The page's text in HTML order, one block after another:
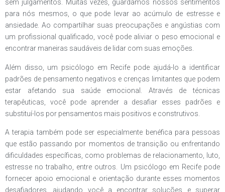
sem julgamentos. Muitas vezes, guardamos nossos sentimentos
para nós mesmos, o que pode levar ao acúmulo de estresse e
ansiedade. Ao compartilhar suas preocupações e angústias com
um profissional qualificado, você pode aliviar o peso emocional e
encontrar maneiras saudáveis de lidar com suas emoções.
Além disso, um psicólogo em Recife pode ajudá-lo a identificar
padrões de pensamento negativos e crenças limitantes que podem
estar afetando sua saúde emocional. Através de técnicas
terapêuticas, você pode aprender a desafiar esses padrões e
substituí-los por pensamentos mais positivos e construtivos.
A terapia também pode ser especialmente benéfica para pessoas
que estão passando por momentos de transição ou enfrentando
dificuldades específicas, como problemas de relacionamento, luto,
estresse no trabalho, entre outros. Um psicólogo em Recife pode
fornecer apoio emocional e orientação durante esses momentos
desafiadores, ajudando você a encontrar soluções e superar